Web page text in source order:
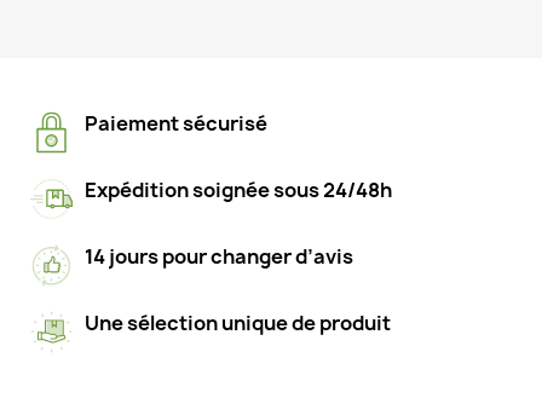
Paiement sécurisé
Expédition soignée sous 24/48h
14 jours pour changer d’avis
Une sélection unique de produit